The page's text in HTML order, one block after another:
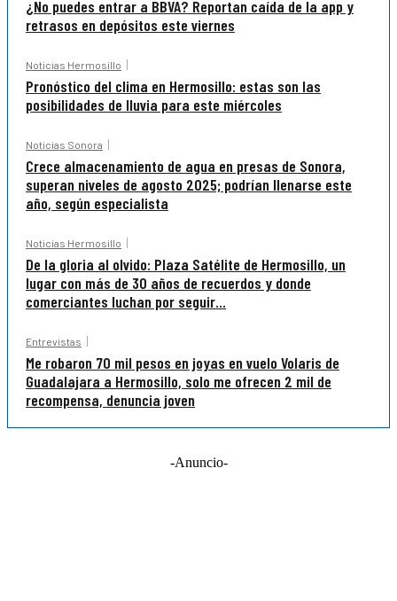
¿No puedes entrar a BBVA? Reportan caída de la app y
retrasos en depósitos este viernes
Noticias Hermosillo
Pronóstico del clima en Hermosillo: estas son las
posibilidades de lluvia para este miércoles
Noticias Sonora
Crece almacenamiento de agua en presas de Sonora,
superan niveles de agosto 2025; podrían llenarse este
año, según especialista
Noticias Hermosillo
De la gloria al olvido: Plaza Satélite de Hermosillo, un
lugar con más de 30 años de recuerdos y donde
comerciantes luchan por seguir...
Entrevistas
Me robaron 70 mil pesos en joyas en vuelo Volaris de
Guadalajara a Hermosillo, solo me ofrecen 2 mil de
recompensa, denuncia joven
-Anuncio-